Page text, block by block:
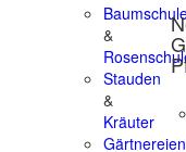
&
Stauden
&
Kräuter
Gärtnereien